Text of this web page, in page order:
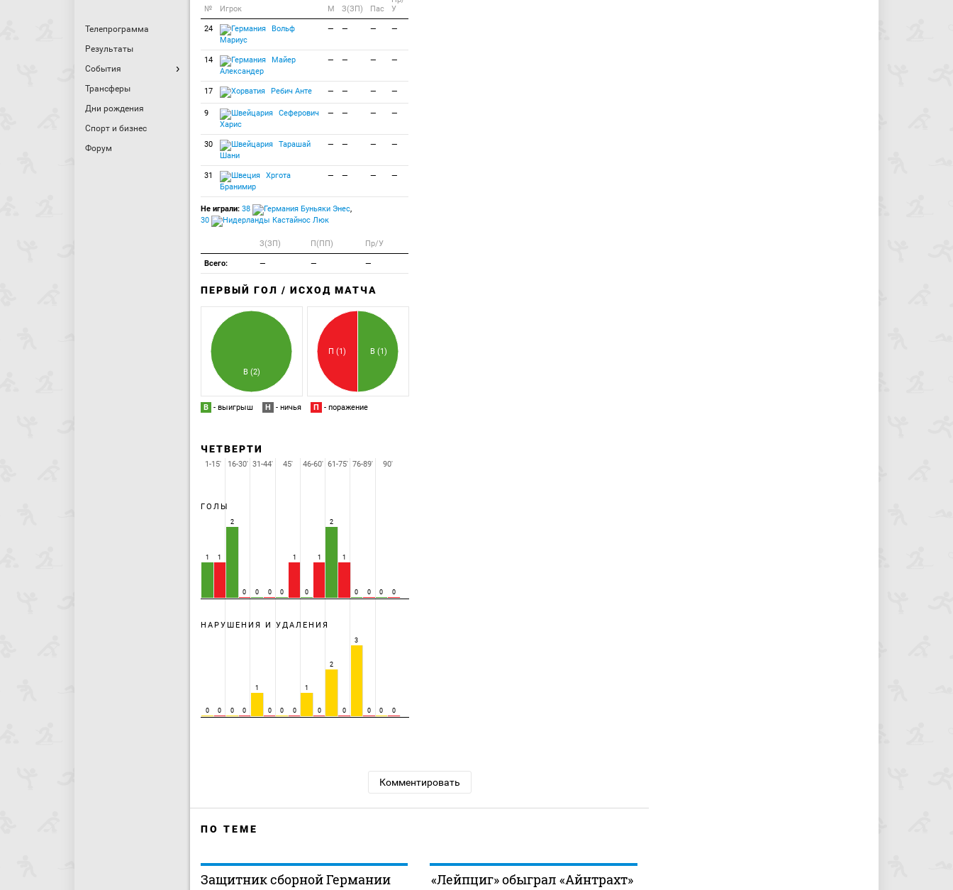
Телепрограмма
Результаты
События
Трансферы
Дни рождения
Спорт и бизнес
Форум
№ Игрок M З(ЗП) Пас
У
24
Вольф
Мариус
— — — —
14
Майер
Александер
— — — —
17 Ребич Анте — — — —
9
Сеферович
Харис
— — — —
30
Тарашай
Шани
— — — —
31
Хргота
Бранимир
— — — —
Не играли: 38 Буньяки Энес,
30
Кастайнос Люк
З(ЗП) П(ПП) Пр/У
Всего: — — —
ПЕРВЫЙ ГОЛ / ИСХОД МАТЧА
В (2)
В (1)
П (1)
В - выигрыш Н - ничья П - поражение
ЧЕТВЕРТИ
ГОЛЫ
1 1
2
0 0 0 0
1
0
1
2
1
0 0 0 0
НАРУШЕНИЯ И УДАЛЕНИЯ
0 0 0 0
1
0 0 0
1
0
2
0
3
0 0 0
1-15' 16-30' 31-44' 45' 46-60' 61-75' 76-89' 90'
Комментировать
ПО ТЕМЕ
Защитник сборной Германии «Лейпциг» обыграл «Айнтрахт»